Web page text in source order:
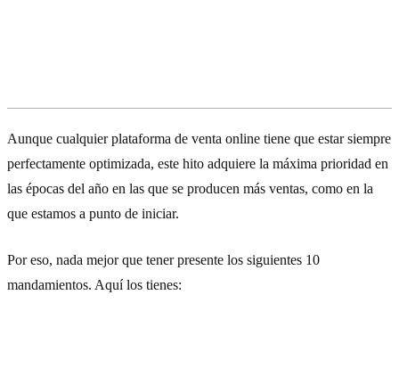
Aunque cualquier plataforma de venta online tiene que estar siempre
perfectamente optimizada, este hito adquiere la máxima prioridad en
las épocas del año en las que se producen más ventas, como en la
que estamos a punto de iniciar.
Por eso, nada mejor que tener presente los siguientes 10
mandamientos. Aquí los tienes: